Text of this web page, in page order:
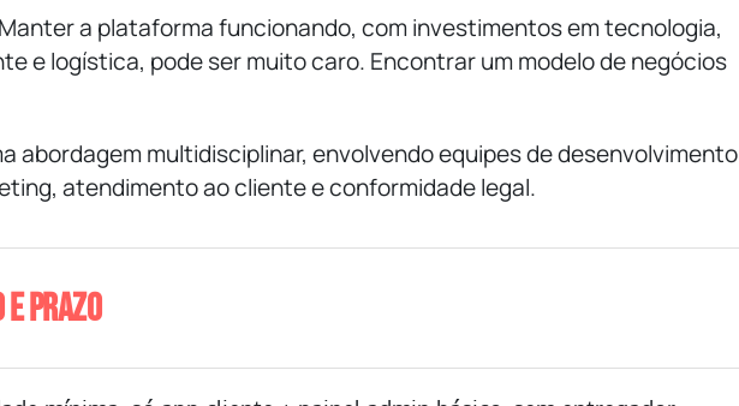
a plataforma funcionando, com investimentos em tecnologia,
e logística, pode ser muito caro. Encontrar um modelo de negócios
abordagem multidisciplinar, envolvendo equipes de desenvolvimento
atendimento ao cliente e conformidade legal.
prazo